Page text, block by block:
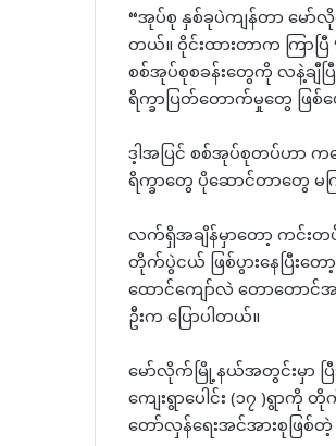
“အုပ်စု နှစ်ခုပဲကျန်တာ မော်လို
တယ်။ ဝိုင်းထားတာက ကြာပြီ
စစ်အုပ်စုစခန်းတွေကို လနဲ့ချီပ
ရိက္ခာပြတ်တောက်မှု‌တွေ ဖြ
ဒ့ါအပြင် စစ်အုပ်စုတပ်ဟာ
ရိက္ခာတွေ ပိုဆောင်တာတွေ
လက်ရှိအချိန်မှာတော့ ကင်းတ
တိုက်ပွဲငယ် ဖြစ်ပွားနေပြီးတ
ထောင်ကျော်လဲ တောတော
ဦးက ပြောပါတယ်။
မော်လိုက်မြို့နယ်အတွင်းမှာ ပ
ကျေးရွာပေါင်း (၁၇ )ရွာ
တော်လှန်ရေးအင်အားစုဖြစ်